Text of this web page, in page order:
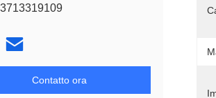
Contatto ora